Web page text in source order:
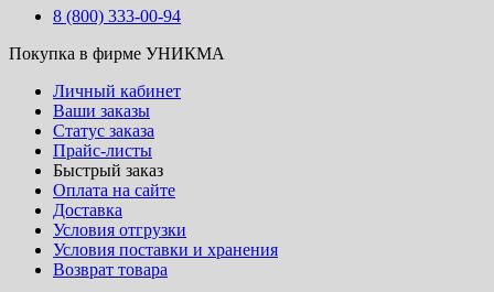
8 (800) 333-00-94
Покупка в фирме УНИКМА
Личный кабинет
Ваши заказы
Статус заказа
Прайс-листы
Быстрый заказ
Оплата на сайте
Доставка
Условия отгрузки
Условия поставки и хранения
Возврат товара